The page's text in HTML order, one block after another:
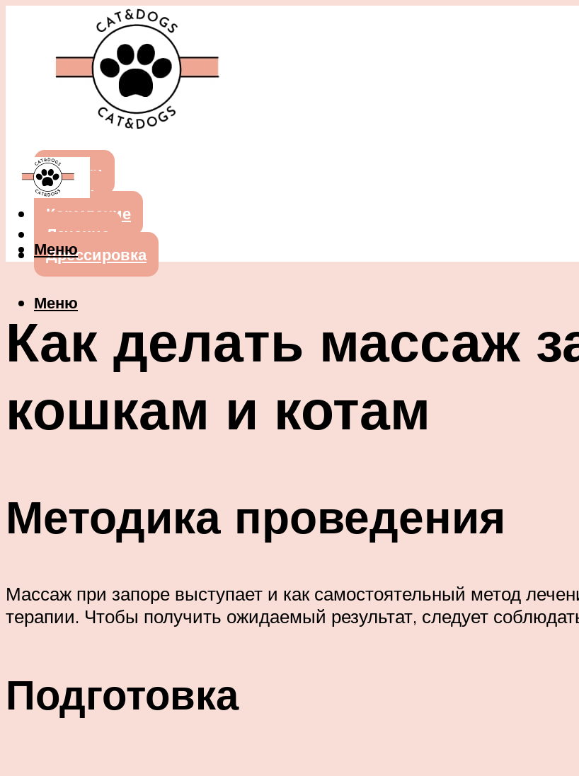
Собаки
Кошки
Кормление
Лечение
Дрессировка
Меню
Меню
Как делать массаж
кошкам и котам
Методика проведения
Массаж при запоре выступает и как самостоятельный метод
терапии. Чтобы получить ожидаемый результат, следует
Подготовка